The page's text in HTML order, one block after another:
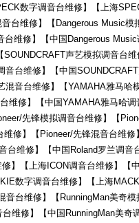
数字调音台维修】【上海
台维修】【Dangerous Music
台维修】【中国Dangerous
SOUNDCRAFT声艺模拟调音台
音台维修】【中国
混音台维修】【YAMAHA雅马
维修】【中国YAMAHA雅马哈
先锋模拟调音台维修】【
维修】【Pioneer/先锋混音台维
台维修】【中国Roland罗兰调
修】【上海ICON调音台维修】
数字调音台维修】【上海
音台维修】【RunningMan美奇
台维修】【中国RunningMan美